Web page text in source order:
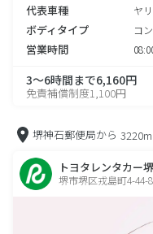
代表車種 ヤ
ボディタイプ コ
営業時間
3～6時間まで6,160円
免責補償制度1,100円
堺神石郵便局から 3220m
トヨタレンタカー
堺市堺区戎島町4-44-8